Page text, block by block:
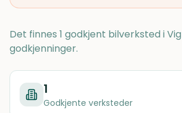
Det finnes 1 godkjent bilverksted i
godkjenninger.
1
Godkjente verksteder